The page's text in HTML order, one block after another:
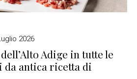
2026
Adige in tutte le
da antica ricetta di